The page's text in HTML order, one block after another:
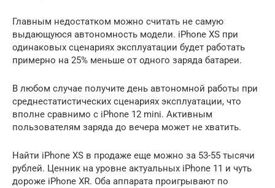
Главным недостатком можно считать не самую
выдающуюся автономность модели. iPhone XS при
одинаковых сценариях эксплуатации будет работать
примерно на 25% меньше от одного заряда батареи.
В любом случае получите день автономной работы при
среднестатистических сценариях эксплуатации, что
вполне сравнимо с iPhone 12 mini. Активным
пользователям заряда до вечера может не хватить.
Найти iPhone XS в продаже еще можно за 53-55 тысячи
рублей. Ценник на уровне актуальных iPhone 11 и чуть
дороже iPhone XR. Оба аппарата проигрывают по